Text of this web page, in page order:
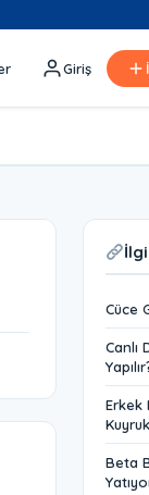
Giriş
Cüce
Canlı
Erkek
Beta